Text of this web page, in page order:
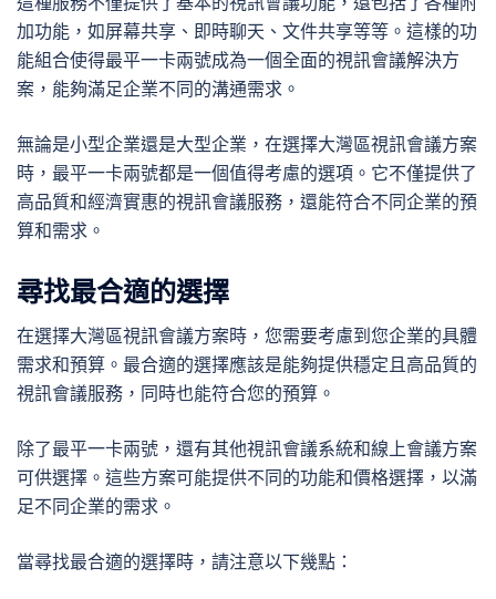
加功能，如屏幕共享、即時聊天、文件共享等等。這樣的功
能組合使得最平一卡兩號成為一個全面的視訊會議解決方
案，能夠滿足企業不同的溝通需求。
無論是小型企業還是大型企業，在選擇大灣區視訊會議方案
時，最平一卡兩號都是一個值得考慮的選項。它不僅提供了
高品質和經濟實惠的視訊會議服務，還能符合不同企業的預
算和需求。
尋找最合適的選擇
在選擇大灣區視訊會議方案時，您需要考慮到您企業的具體
需求和預算。最合適的選擇應該是能夠提供穩定且高品質的
視訊會議服務，同時也能符合您的預算。
除了最平一卡兩號，還有其他視訊會議系統和線上會議方案
可供選擇。這些方案可能提供不同的功能和價格選擇，以滿
足不同企業的需求。
當尋找最合適的選擇時，請注意以下幾點：